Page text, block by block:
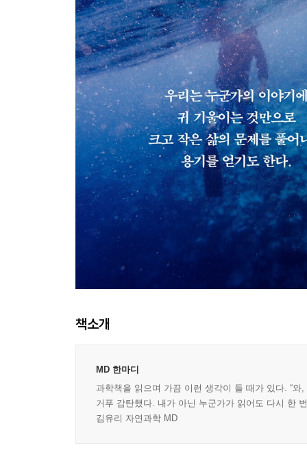
책소개
MD 한마디
과학책을 읽으며 가끔 이런 생각이 들 때가 있다. “
거푸 감탄했다. 내가 아닌 누군가가 읽어도 다시 한
김유리 자연과학 MD